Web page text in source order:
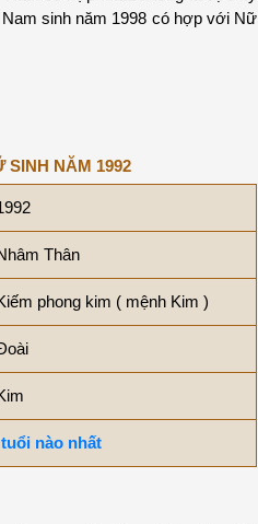
sinh năm 1998 có hợp với Nữ
SINH NĂM 1992
Thân
phong kim ( mệnh Kim )
nào nhất